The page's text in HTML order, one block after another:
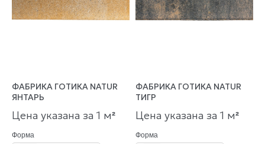
ФАБРИКА ГОТИКА NATUR
ЯНТАРЬ
Цена указана за 1 м²
Форма
ФАБРИКА ГОТИКА NATUR
ТИГР
Цена указана за 1 м²
Форма